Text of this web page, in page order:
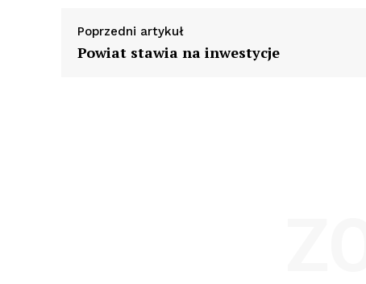
Poprzedni artykuł
Powiat stawia na inwestycje